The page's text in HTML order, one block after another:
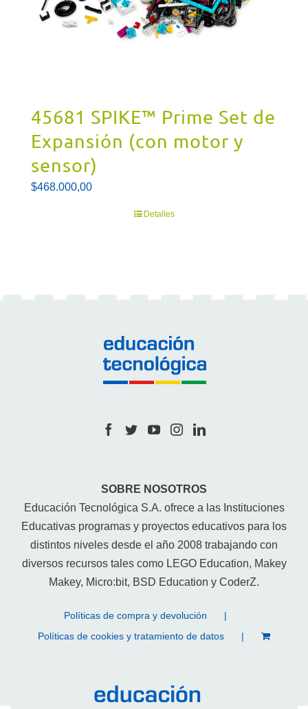
45681 SPIKE™ Prime Set de
Expansión (con motor y
sensor)
$468.000,00
Detalles
SOBRE NOSOTROS
Educación Tecnológica S.A. ofrece a las Instituciones
Educativas programas y proyectos educativos para los
distintos niveles desde el año 2008 trabajando con
diversos recursos tales como LEGO Education, Makey
Makey, Micro:bit, BSD Education y CoderZ.
Políticas de compra y devolución
Políticas de cookies y tratamiento de datos